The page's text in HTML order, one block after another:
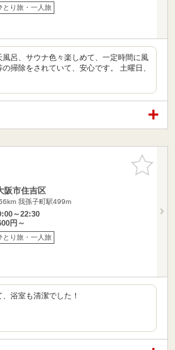
とり旅・一人旅
呂、サウナ色々楽しめて、一定時間に風
掃除をされていて、安心です。 土曜日、
お気に入
りに追加
阪市住吉区
我孫子町駅499m
～22:30
円～
とり旅・一人旅
浴室も清潔でした！